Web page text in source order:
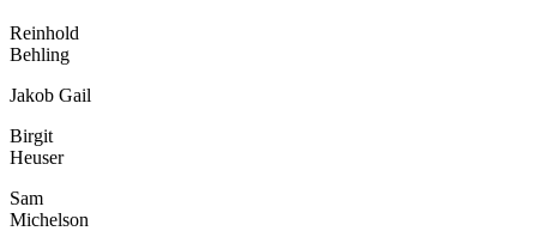
Reinhold
Behling
Jakob Gail
Birgit
Heuser
Sam
Michelson